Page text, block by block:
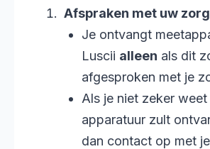
Afspraken met uw
Je ontvangt
Luscii alleen als dit
afgesproken met je
Als je niet zeker
apparatuur zult
dan contact op met je